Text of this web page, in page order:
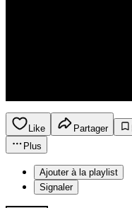
Like Partager
Plus
Ajouter à la playlist
Signaler